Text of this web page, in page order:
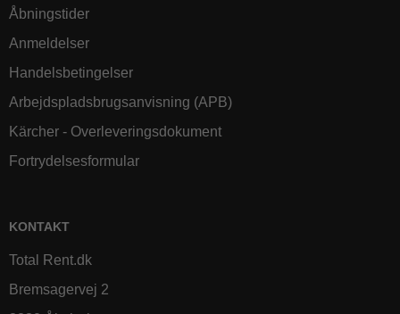
Åbningstider
Anmeldelser
Handelsbetingelser
Arbejdspladsbrugsanvisning (APB)
Kärcher - Overleveringsdokument
Fortrydelsesformular
KONTAKT
Total Rent.dk
Bremsagervej 2